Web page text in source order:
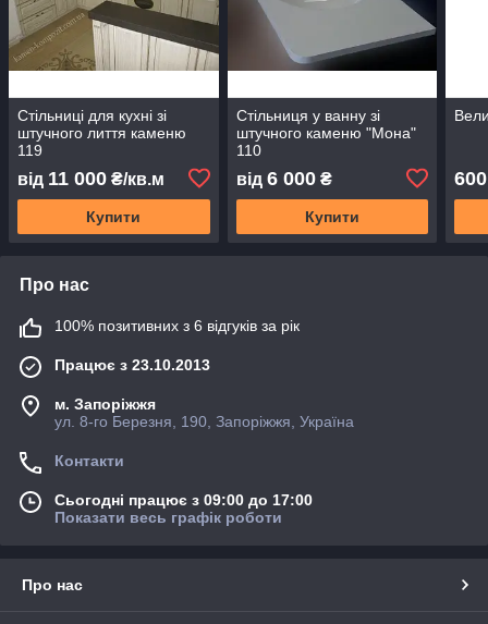
Стільниці для кухні зі
штучного лиття каменю
119
від 11 000 ₴/кв.м
Купити
Стільниця у ванну зі
штучного каменю "Мона"
110
від 6 000₴
Купити
600
Про нас
100% позитивних з 6 відгуків за рік
Працює з 23.10.2013
м. Запоріжжя
ул. 8-го Березня, 190, Запоріжжя, Україна
Контакти
Сьогодні працює з 09:00 до 17:00
Показати весь графік роботи
Про нас